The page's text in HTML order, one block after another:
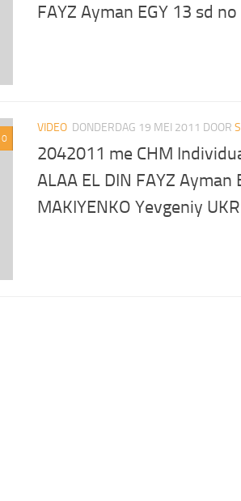
FAYZ Ayman EGY 13 sd no
0
VIDEO DONDERDAG 19 MEI 2011 DOOR
2042011 me CHM
ALAA EL DIN FAYZ Ayman
MAKIYENKO Yevgeniy